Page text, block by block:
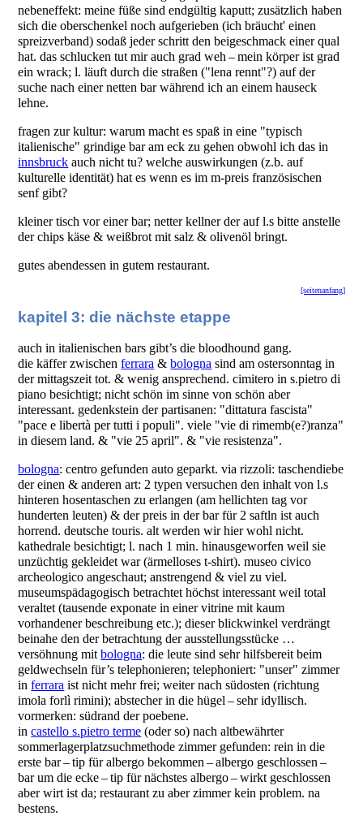
nebeneffekt: meine füße sind endgültig kaputt; zusätzlich haben
sich die oberschenkel noch aufgerieben (ich bräucht' einen
spreizverband) sodaß jeder schritt den beigeschmack einer qual
hat. das schlucken tut mir auch grad weh – mein körper ist grad
ein wrack; l. läuft durch die straßen ("lena rennt"?) auf der
suche nach einer netten bar während ich an einem hauseck
lehne.
fragen zur kultur: warum macht es spaß in eine "typisch
italienische" grindige bar am eck zu gehen obwohl ich das in
innsbruck auch nicht tu? welche auswirkungen (z.b. auf
kulturelle identität) hat es wenn es im m-preis französischen
senf gibt?
kleiner tisch vor einer bar; netter kellner der auf l.s bitte anstelle
der chips käse & weißbrot mit salz & olivenöl bringt.
gutes abendessen in gutem restaurant.
[seitenanfang]
kapitel 3: die nächste etappe
auch in italienischen bars gibt’s die bloodhound gang.
die käffer zwischenferrara &bologna sind am ostersonntag in
der mittagszeit tot. & wenig ansprechend. cimitero in s.pietro di
piano besichtigt; nicht schön im sinne von schön aber
interessant. gedenkstein der partisanen: "dittatura fascista"
"pace e libertà per tutti i populi". viele "vie di rimemb(e?)ranza"
in diesem land. & "vie 25 april". & "vie resistenza".
bologna: centro gefunden auto geparkt. via rizzoli: taschendiebe
der einen & anderen art: 2 typen versuchen den inhalt von l.s
hinteren hosentaschen zu erlangen (am hellichten tag vor
hunderten leuten) & der preis in der bar für 2 saftln ist auch
horrend. deutsche touris. alt werden wir hier wohl nicht.
kathedrale besichtigt; l. nach 1 min. hinausgeworfen weil sie
unzüchtig gekleidet war (ärmelloses t-shirt). museo civico
archeologico angeschaut; anstrengend & viel zu viel.
museumspädagogisch betrachtet höchst interessant weil total
veraltet (tausende exponate in einer vitrine mit kaum
vorhandener beschreibung etc.); dieser blickwinkel verdrängt
beinahe den der betrachtung der ausstellungsstücke …
versöhnung mitbologna: die leute sind sehr hilfsbereit beim
geldwechseln für’s telephonieren; telephoniert: "unser" zimmer
inferrara ist nicht mehr frei; weiter nach südosten (richtung
imola forlì rimini); abstecher in die hügel – sehr idyllisch.
vormerken: südrand der poebene.
incastello s.pietro terme (oder so) nach altbewährter
sommerlagerplatzsuchmethode zimmer gefunden: rein in die
erste bar – tip für albergo bekommen – albergo geschlossen –
bar um die ecke – tip für nächstes albergo – wirkt geschlossen
aber wirt ist da; restaurant zu aber zimmer kein problem. na
bestens.